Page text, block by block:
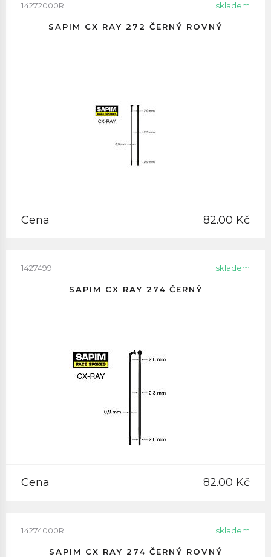
14272000R skladem
SAPIM CX RAY 272 ČERNÝ ROVNÝ
Cena 82.00 Kč
1427499 skladem
SAPIM CX RAY 274 ČERNÝ
Cena 82.00 Kč
14274000R skladem
SAPIM CX RAY 274 ČERNÝ ROVNÝ